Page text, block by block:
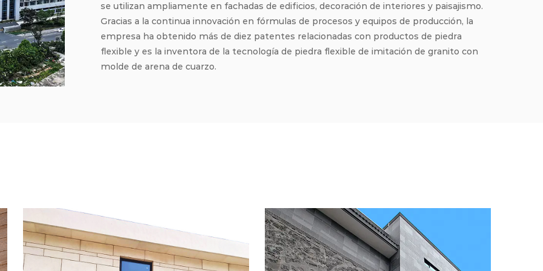
se utilizan ampliamente en fachadas de edificios, decoración de interiores y paisajismo.
Gracias a la continua innovación en fórmulas de procesos y equipos de producción, la
empresa ha obtenido más de diez patentes relacionadas con productos de piedra
flexible y es la inventora de la tecnología de piedra flexible de imitación de granito con
molde de arena de cuarzo.